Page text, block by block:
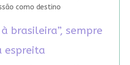
como destino
brasileira”, sempre
espreita